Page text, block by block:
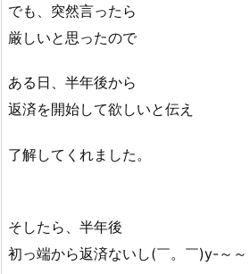
でも、突然言ったら
厳しいと思ったので
ある日、半年後から
返済を開始して欲しいと伝え
了解してくれました。
そしたら、半年後
初っ端から返済ないし(￣。￣)y-～～